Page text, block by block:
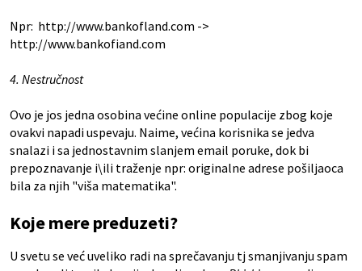
Npr: http://www.bankofland.com ->
http://www.bankofiand.com
4. Nestručnost
Ovo je jos jedna osobina većine online populacije zbog koje
ovakvi napadi uspevaju. Naime, većina korisnika se jedva
snalazi i sa jednostavnim slanjem email poruke, dok bi
prepoznavanje i\ili traženje npr: originalne adrese pošiljaoca
bila za njih "viša matematika".
Koje mere preduzeti?
U svetu se već uveliko radi na sprečavanju tj smanjivanju spam